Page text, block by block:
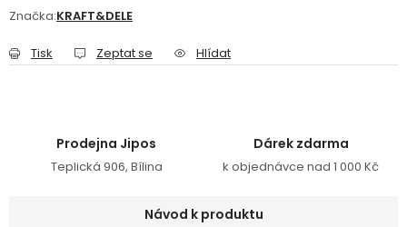
Reklamační formulář
Obchodní podmínky Reklamační řád
Značka:KRAFT&DELE
Tisk Zeptat se Hlídat
Prodejna Jipos
Teplická 906, Bílina
Dárek zdarma
k objednávce nad 1 000 Kč
Návod k produktu